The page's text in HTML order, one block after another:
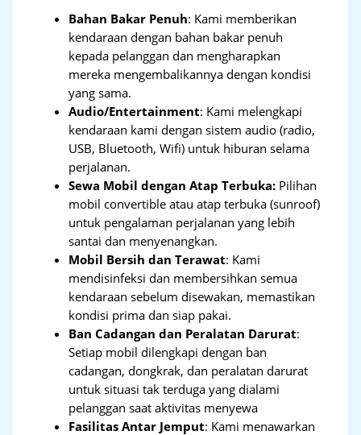
Bahan Bakar Penuh: Kami memberikan
kendaraan dengan bahan bakar penuh
kepada pelanggan dan mengharapkan
mereka mengembalikannya dengan kondisi
yang sama.
Audio/Entertainment: Kami melengkapi
kendaraan kami dengan sistem audio (radio,
USB, Bluetooth, Wifi) untuk hiburan selama
perjalanan.
Sewa Mobil dengan Atap Terbuka: Pilihan
mobil convertible atau atap terbuka (sunroof)
untuk pengalaman perjalanan yang lebih
santai dan menyenangkan.
Mobil Bersih dan Terawat: Kami
mendisinfeksi dan membersihkan semua
kendaraan sebelum disewakan, memastikan
kondisi prima dan siap pakai.
Ban Cadangan dan Peralatan Darurat:
Setiap mobil dilengkapi dengan ban
cadangan, dongkrak, dan peralatan darurat
untuk situasi tak terduga yang dialami
pelanggan saat aktivitas menyewa
Fasilitas Antar Jemput: Kami menawarkan